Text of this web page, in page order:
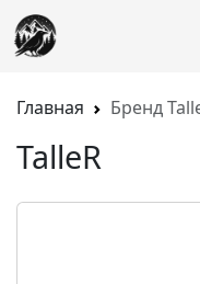
Главная Бренд
TalleR